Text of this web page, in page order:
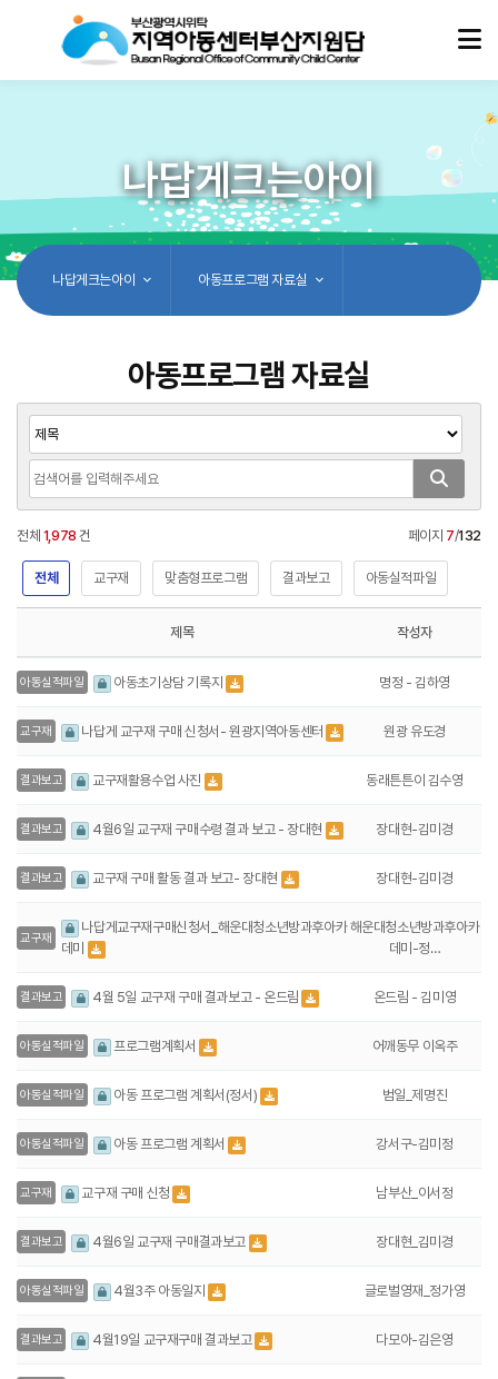
나답게크는아이
나답게크는아이 아동프로그램 자료실
아동프로그램 자료실
전체 1,978 건 페이지 7/132
전체 교구재 맞춤형프로그램 결과보고 아동실적파일
제목 작성자
아동실적파일 아동초기상담 기록지 명정 - 김하영
교구재 나답게 교구재 구매 신청서- 원광지역아동센터 원광 유도경
결과보고 교구재활용수업 사진 동래튼튼이 김수영
결과보고 4월6일 교구재 구매수령 결과 보고 - 장대현 장대현-김미경
결과보고 교구재 구매 활동 결과 보고- 장대현 장대현-김미경
교구재
나답게교구재구매신청서_해운대청소년방과후아카
데미
해운대청소년방과후아카
데미-정…
결과보고 4월 5일 교구재 구매 결과보고 - 온드림 온드림 - 김미영
아동실적파일 프로그램계획서 어깨동무 이옥주
아동실적파일 아동 프로그램 계획서(정서) 범일_제명진
아동실적파일 아동 프로그램 계획서 강서구-김미정
교구재 교구재 구매 신청 남부산_이서정
결과보고 4월6일 교구재 구매결과보고 장대현_김미경
아동실적파일 4월3주 아동일지 글로벌영재_정가영
결과보고 4월19일 교구재구매 결과보고 다모아-김은영